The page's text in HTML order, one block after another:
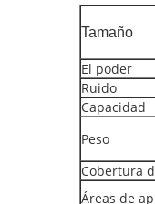
Tamaño
El poder
Ruido
Capacidad
Peso
Cobertura
Áreas de